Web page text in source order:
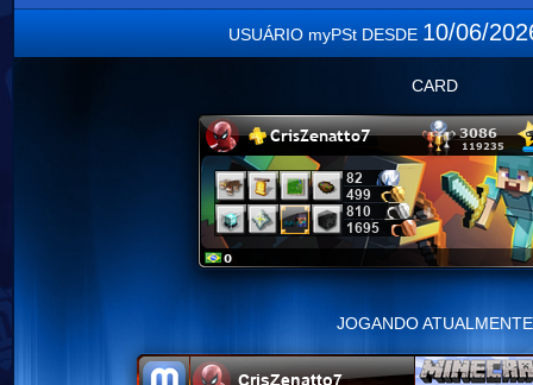
USUÁRIO myPSt DESDE 10/06/
CARD
JOGANDO ATUALMENTE